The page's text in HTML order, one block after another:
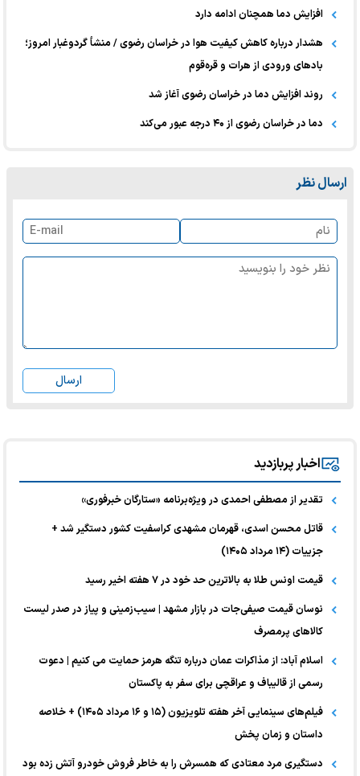
افزایش دما همچنان ادامه دارد
هشدار درباره کاهش کیفیت هوا در خراسان رضوی / منشأ گردوغبار امروز؛
بادهای ورودی از هرات و قره‌قوم
روند افزایش دما در خراسان رضوی آغاز شد
دما در خراسان رضوی از ۴۰ درجه عبور می‌کند
ارسال نظر
ارسال
اخبار پربازدید
تقدیر از مصطفی احمدی در ویژه‌برنامه «ستارگان خبرفوری»
قاتل محسن اسدی، قهرمان مشهدی کراسفیت کشور دستگیر شد +
جزییات (۱۴ مرداد ۱۴۰۵)
قیمت اونس طلا به بالاترین حد خود در ۷ هفته اخیر رسید
نوسان قیمت صیفی‌جات در بازار مشهد | سیب‌زمینی و پیاز در صدر لیست
کالا‌های پرمصرف
اسلام آباد: از مذاکرات عمان درباره تنگه هرمز حمایت می کنیم | دعوت
رسمی از قالیباف و عراقچی برای سفر به پاکستان
فیلم‌های سینمایی آخر هفته تلویزیون (۱۵ و ۱۶ مرداد ۱۴۰۵) + خلاصه
داستان و زمان پخش
دستگیری مرد معتادی که همسرش را به خاطر فروش خودرو آتش زده بود